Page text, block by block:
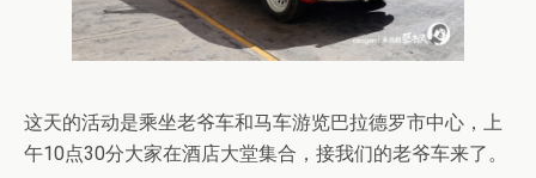
这天的活动是乘坐老爷车和马车游览巴拉德罗市中心，上
午10点30分大家在酒店大堂集合，接我们的老爷车来了。